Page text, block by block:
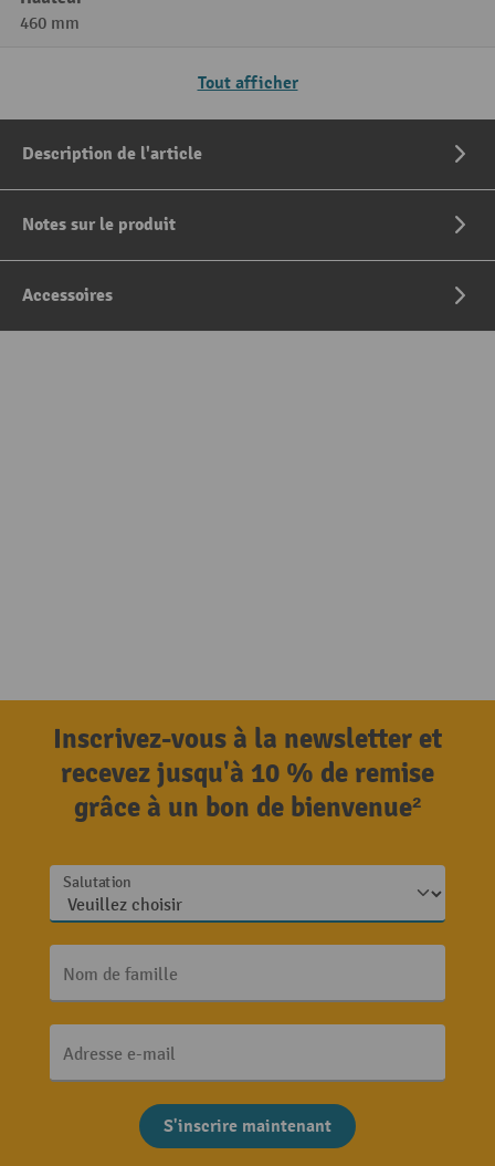
460 mm
Tout afficher
Description de l'article
Notes sur le produit
Accessoires
Inscrivez-vous à la newsletter et
recevez jusqu'à 10 % de remise
grâce à un bon de bienvenue²
Salutation
Nom de famille
Adresse e-mail
S'inscrire maintenant